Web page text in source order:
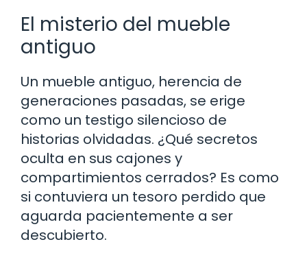
El misterio del mueble
antiguo
Un mueble antiguo, herencia de
generaciones pasadas, se erige
como un testigo silencioso de
historias olvidadas. ¿Qué secretos
oculta en sus cajones y
compartimientos cerrados? Es como
si contuviera un tesoro perdido que
aguarda pacientemente a ser
descubierto.